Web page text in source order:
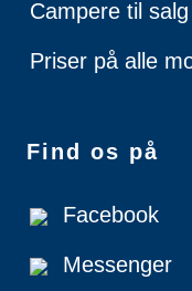
Campere til salg
Priser på alle
Find os på
Facebook
Messenger